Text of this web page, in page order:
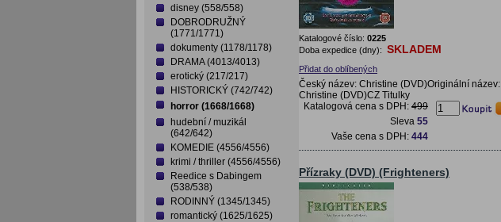
disney (558/558)
DOBRODRUŽNÝ
(1771/1771)
dokumenty (1178/1178)
DRAMA (4013/4013)
erotický (217/217)
HISTORICKÝ (742/742)
horror (1668/1668)
hudební / muzikál
(642/642)
KOMEDIE (4556/4556)
krimi / thriller (4556/4556)
Reedice s Dabingem
(538/538)
RODINNÝ (1345/1345)
romantický (1625/1625)
Katalogové číslo: 0225
Doba expedice (dny): SKLADEM
Přidat do oblíbených
Český název: Christine (DVD)Originální název:
Christine (DVD)CZ Titulky
Katalogová cena s DPH: 499
Sleva 55
Vaše cena s DPH: 444
Přízraky (DVD) (Frighteners)